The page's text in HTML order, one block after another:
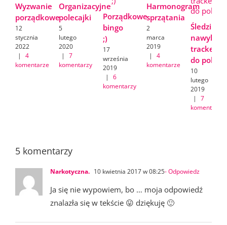
Wyzwanie
porządkowe
12
stycznia
2022
|
4
komentarze
Organizacyjne
polecajki
5
lutego
2020
|
7
komentarzy
Porządkowe
bingo
;)
17
września
2019
|
6
komentarzy
Harmonogram
sprzątania
2
marca
2019
|
4
komentarze
Śledzik
tracker
do
10
lutego
2019
|
7
komentarzy
5 komentarzy
Narkotyczna. 10 kwietnia 2017 w 08:25- Odpowiedz
Ja się nie wypowiem, bo … moja odpowiedź
znalazła się w tekście 😛 dziękuję 🙂